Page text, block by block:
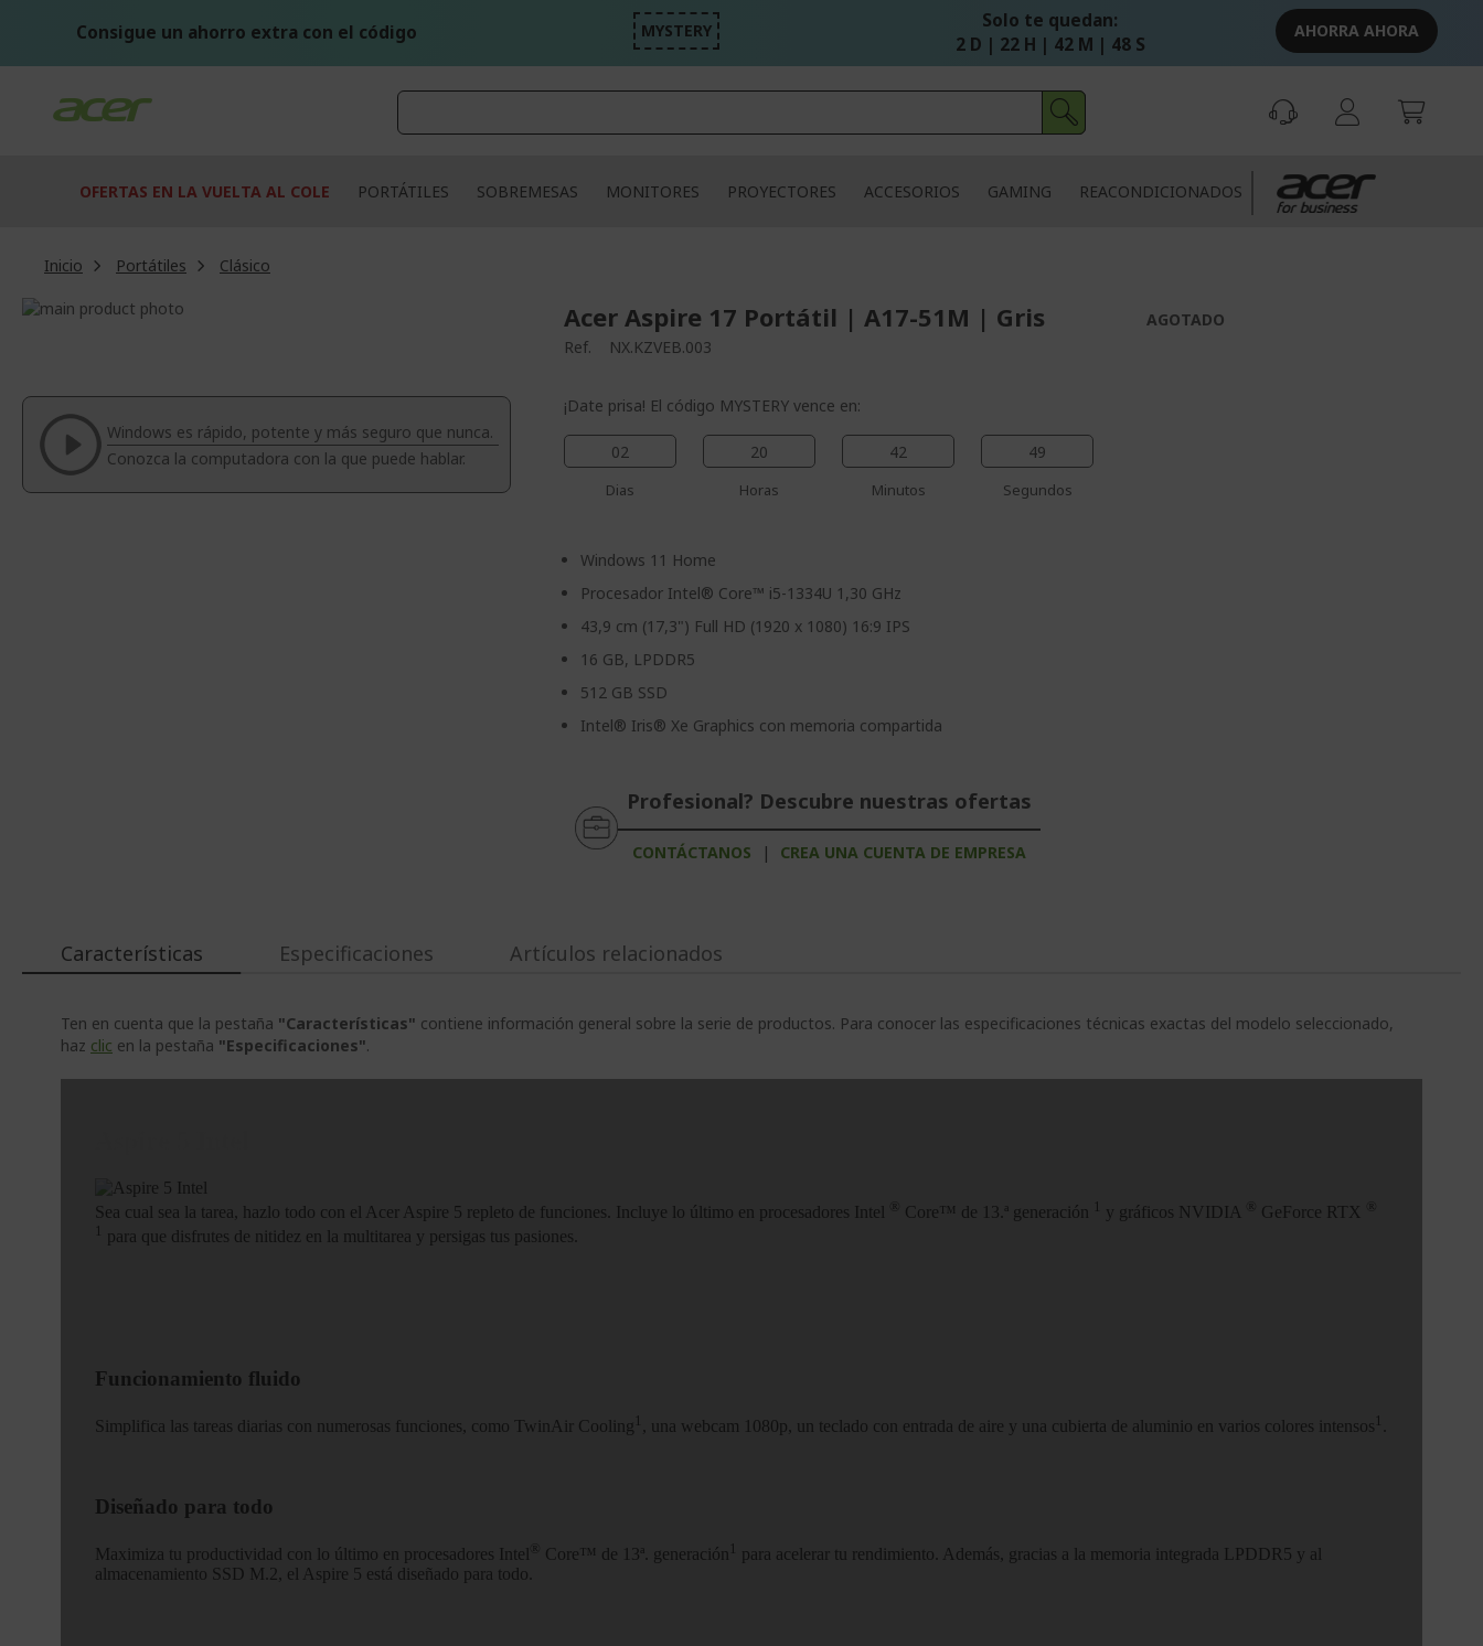
Consigue un ahorro extra con el código MYSTERY
Solo te quedan:
2 D | 22 H | 42 M | 48 S
AHORRA AHORA
OFERTAS EN LA VUELTA AL COLE PORTÁTILES SOBREMESAS MONITORES PROYECTORES ACCESORIOS GAMING REACONDICIONADOS
Inicio Portátiles
Clásico
Saltar
la
galería
imágenes
de
galería
imágenes
Windows es rápido, potente y más seguro que nunca.
Conozca la computadora con la que puede hablar.
Acer Aspire 17 Portátil | A17-51M | Gris
Ref. NX.KZVEB.003
¡Date prisa! El código MYSTERY vence en:
02
Dias
20
Horas
42
Minutos
48
Segundos
Windows 11 Home
Procesador Intel® Core™ i5-1334U 1,30 GHz
43,9 cm (17,3") Full HD (1920 x 1080) 16:9 IPS
16 GB, LPDDR5
512 GB SSD
Intel® Iris® Xe Graphics con memoria compartida
Profesional? Descubre nuestras ofertas
CONTÁCTANOS | CREA UNA CUENTA DE EMPRESA
AGOTADO
Características
Ten en cuenta que la pestaña "Características" contiene información general sobre la serie de productos. Para conocer las especificaciones técnicas exactas del modelo seleccionado,
haz clic en la pestaña "Especificaciones".
Especificaciones Artículos relacionados